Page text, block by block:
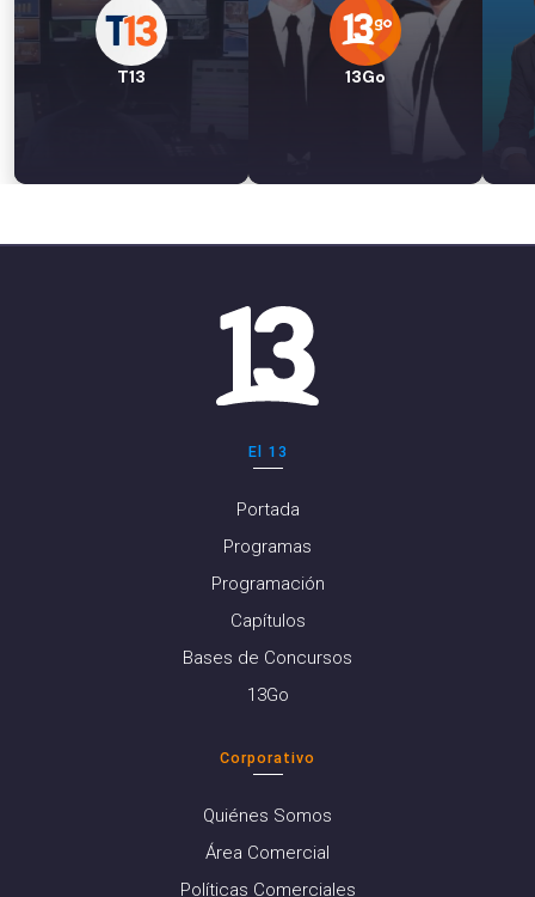
T13 13Go
El 13
Portada
Programas
Programación
Capítulos
Bases de Concursos
13Go
Corporativo
Quiénes Somos
Área Comercial
Políticas Comerciales